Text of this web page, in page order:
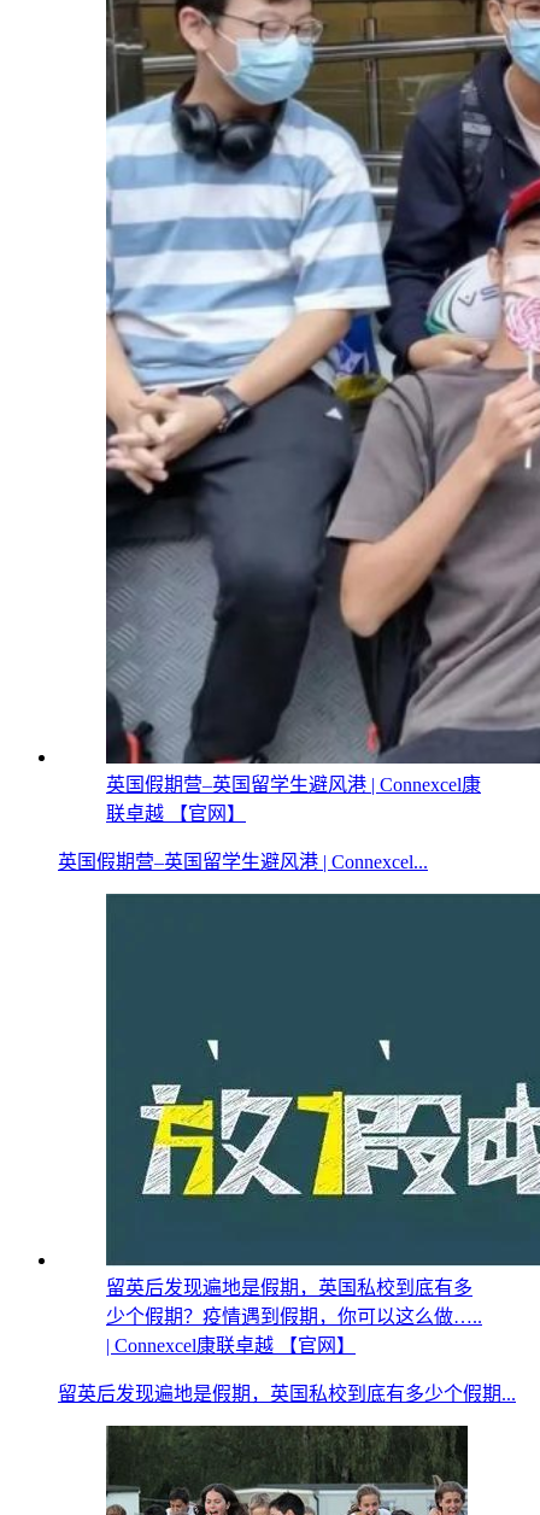
英国假期营–英国留学生避风港 | Connexcel康
联卓越 【官网】
英国假期营–英国留学生避风港 | Connexcel...
留英后发现遍地是假期，英国私校到底有多
少个假期？疫情遇到假期，你可以这么做…..
| Connexcel康联卓越 【官网】
留英后发现遍地是假期，英国私校到底有多少个假期...